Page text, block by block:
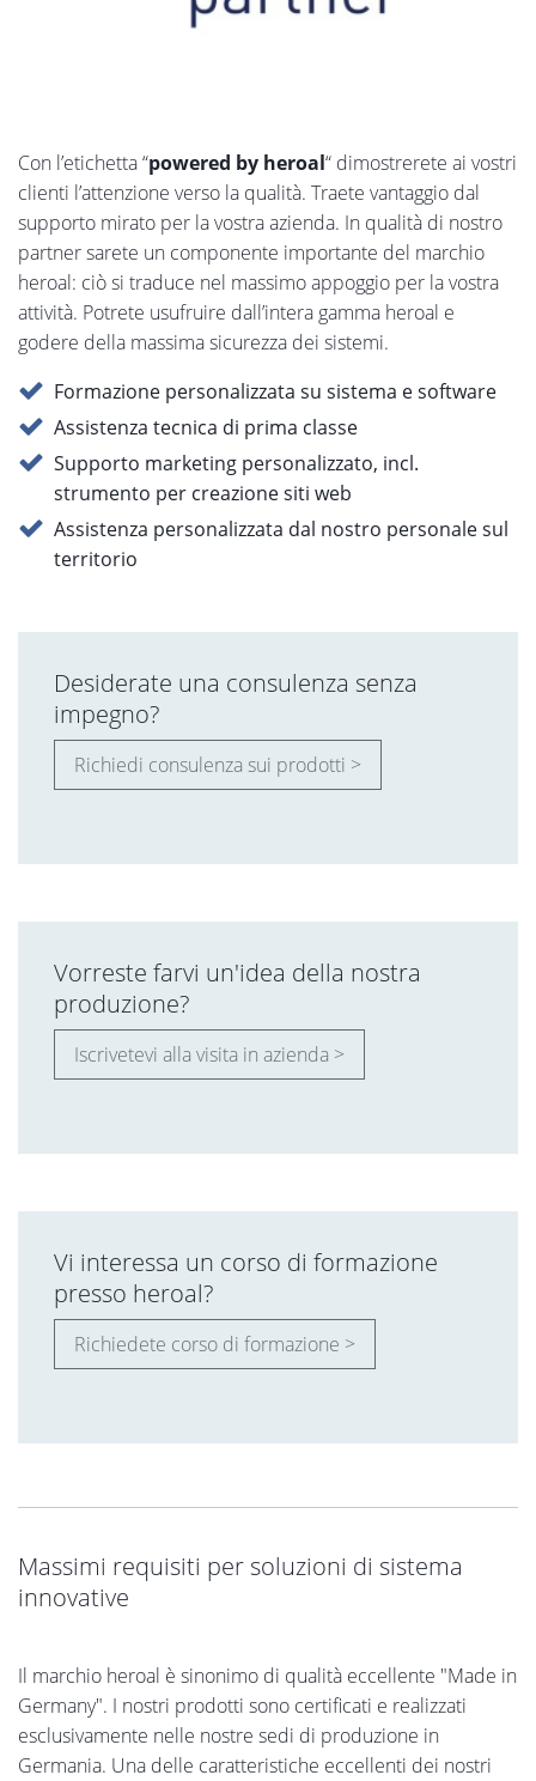
Con l’etichetta “powered by heroal“ dimostrerete ai vostri
clienti l’attenzione verso la qualità. Traete vantaggio dal
supporto mirato per la vostra azienda. In qualità di nostro
partner sarete un componente importante del marchio
heroal: ciò si traduce nel massimo appoggio per la vostra
attività. Potrete usufruire dall’intera gamma heroal e
godere della massima sicurezza dei sistemi.
Formazione personalizzata su sistema e software
Assistenza tecnica di prima classe
Supporto marketing personalizzato, incl.
strumento per creazione siti web
Assistenza personalizzata dal nostro personale sul
territorio
Desiderate una consulenza senza
impegno?
Richiedi consulenza sui prodotti >
Vorreste farvi un'idea della nostra
produzione?
Iscrivetevi alla visita in azienda >
Vi interessa un corso di formazione
presso heroal?
Richiedete corso di formazione >
Massimi requisiti per soluzioni di sistema
innovative
Il marchio heroal è sinonimo di qualità eccellente "Made in
Germany". I nostri prodotti sono certificati e realizzati
esclusivamente nelle nostre sedi di produzione in
Germania. Una delle caratteristiche eccellenti dei nostri